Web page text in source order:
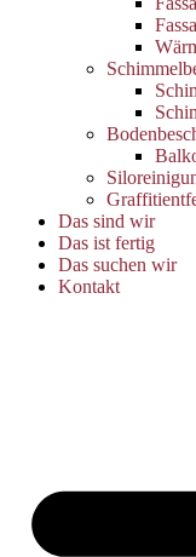
Das sind wir
Das ist fertig
Das suchen wir
Kontakt